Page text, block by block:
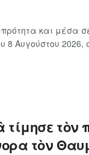
και μέσα
8 Αυγούστου 2026,
τὸν
τὸν